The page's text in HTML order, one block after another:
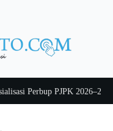
Perbup PJPK 2026–2030